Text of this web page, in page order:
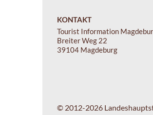
KONTAKT
Tourist Information
Breiter Weg 22
39104 Magdeburg
© 2012-2026